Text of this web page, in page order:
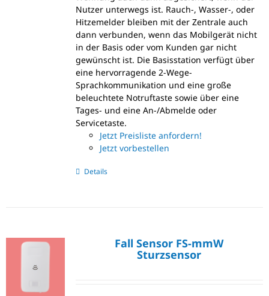
Nutzer unterwegs ist. Rauch-, Wasser-, oder
Hitzemelder bleiben mit der Zentrale auch
dann verbunden, wenn das Mobilgerät nicht
in der Basis oder vom Kunden gar nicht
gewünscht ist. Die Basisstation verfügt über
eine hervorragende 2-Wege-
Sprachkommunikation und eine große
beleuchtete Notruftaste sowie über eine
Tages- und eine An-/Abmelde oder
Servicetaste.
Jetzt Preisliste anfordern!
Jetzt vorbestellen
Details
Fall Sensor FS-mmW
Sturzsensor